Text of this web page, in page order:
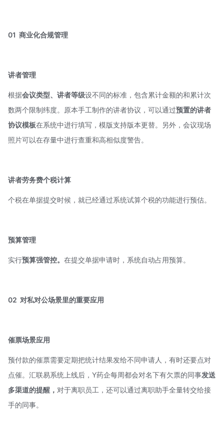
01 商业化合规管理
讲者管理
根据会议类型、讲者等级设不同的标准，包含累计金额的和累计次
数两个限制纬度。原本手工制作的讲者协议，可以通过预置的讲者
协议模板在系统中进行填写，模版支持版本更替。另外，会议现场
照片可以在存量中进行查重和高相似度警告。
讲者劳务费个税计算
个税在单据提交时候，就已经通过系统试算个税的功能进行预估。
预算管理
实行预算强管控。 在提交单据申请时，系统自动占用预算。
02 对私对公场景里的重要应用
催票场景应用
预付款的催票需要定期把统计结果发给不同申请人，有时还要点对
点催。汇联易系统上线后，Y药企每周都会对名下有欠票的同事发送
多渠道的提醒， 对于离职员工，还可以通过离职助手全量转交给接
手的同事。